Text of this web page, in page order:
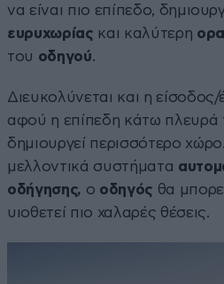
να είναι πιο επίπεδο,
ευρυχωρίας και καλύτερη
του οδηγού.
Διευκολύνεται και η
αφού η επίπεδη κάτω πλευρά
δημιουργεί περισσότερο
μελλοντικά συστήματα
οδήγησης, ο οδηγός θα
υιοθετεί πιο χαλαρές θέσεις.